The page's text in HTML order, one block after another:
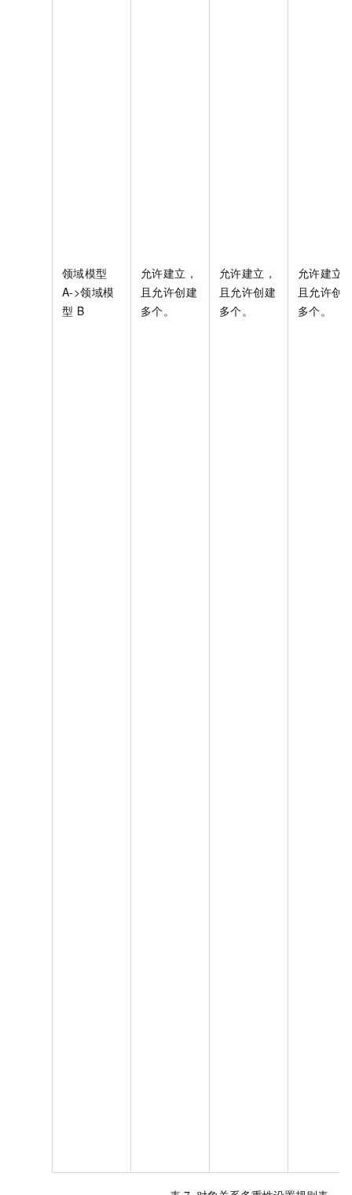
领域模型
A->领域模
型 B
允许建立，
且允许创建
多个。
允许建立，
且允许创建
多个。
允许建立
且允许创
多个。